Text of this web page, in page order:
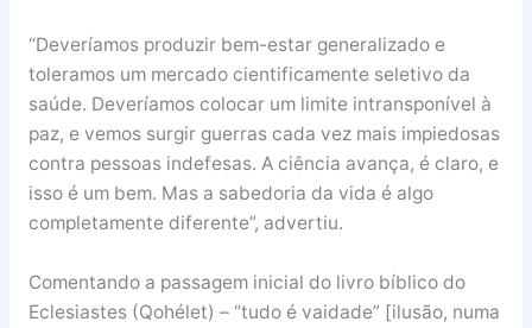
“Deveríamos produzir bem-estar generalizado e
toleramos um mercado cientificamente seletivo da
saúde. Deveríamos colocar um limite intransponível à
paz, e vemos surgir guerras cada vez mais impiedosas
contra pessoas indefesas. A ciência avança, é claro, e
isso é um bem. Mas a sabedoria da vida é algo
completamente diferente”, advertiu.
Comentando a passagem inicial do livro bíblico do
Eclesiastes (Qohélet) – “tudo é vaidade” [ilusão, numa